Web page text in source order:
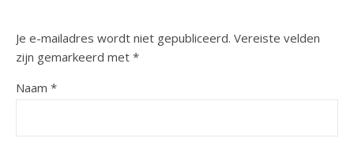
Je e-mailadres wordt niet gepubliceerd. Vereiste velden
zijn gemarkeerd met *
Naam *